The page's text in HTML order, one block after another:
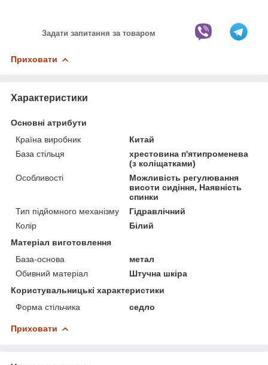
Задати запитання за товаром
Приховати
Характеристики
Основні атрибути
Країна виробник
Китай
База стільця
хрестовина п'ятипроменева
(з коліщатками)
Особливості
Можливість регулювання
висоти сидіння, Наявність
спинки
Тип підйомного механізму
Гідравлічний
Колір
Білий
Матеріал виготовлення
База-основа
метал
Обивний матеріал
Штучна шкіра
Користувальницькі характеристики
Форма стільчика
седло
Приховати